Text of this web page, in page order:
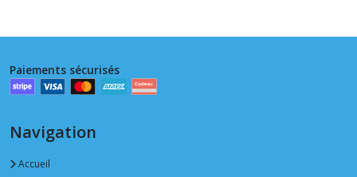
Paiements sécurisés
Navigation
Accueil